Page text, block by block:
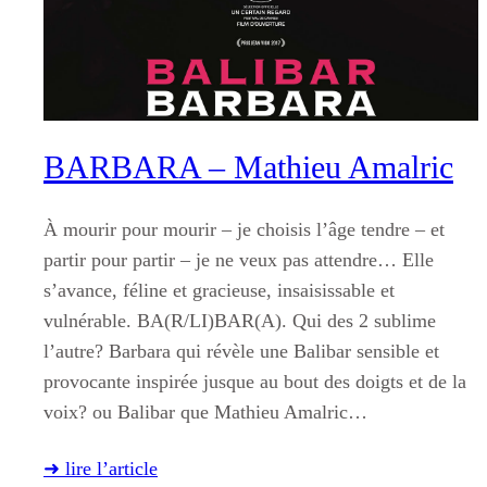
BARBARA – Mathieu Amalric
À mourir pour mourir – je choisis l’âge tendre – et
partir pour partir – je ne veux pas attendre… Elle
s’avance, féline et gracieuse, insaisissable et
vulnérable. BA(R/LI)BAR(A). Qui des 2 sublime
l’autre? Barbara qui révèle une Balibar sensible et
provocante inspirée jusque au bout des doigts et de la
voix? ou Balibar que Mathieu Amalric…
➜ lire l’article